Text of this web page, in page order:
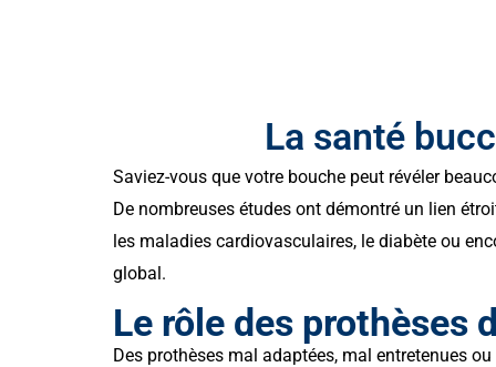
La santé
Saviez-vous que votre bouche peut révéler
De nombreuses études ont démontré un lien
les maladies cardiovasculaires, le diabète ou
global.
Le rôle des prothèses
Des prothèses mal adaptées, mal entretenues